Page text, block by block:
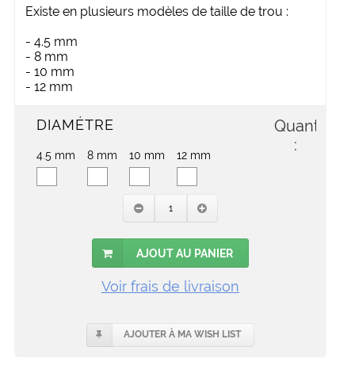
Existe en plusieurs modèles de taille de trou :
- 4.5 mm
- 8 mm
- 10 mm
- 12 mm
DIAMÉTRE
4.5 mm 8 mm 10 mm 12 mm
Quantité
:
AJOUT AU PANIER
Voir frais de livraison
AJOUTER À MA WISH LIST